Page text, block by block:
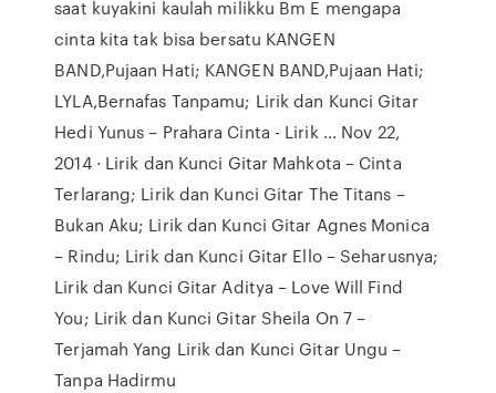
saat kuyakini kaulah milikku Bm E mengapa
cinta kita tak bisa bersatu KANGEN
BAND,Pujaan Hati; KANGEN BAND,Pujaan Hati;
LYLA,Bernafas Tanpamu; Lirik dan Kunci Gitar
Hedi Yunus – Prahara Cinta - Lirik ... Nov 22,
2014 · Lirik dan Kunci Gitar Mahkota – Cinta
Terlarang; Lirik dan Kunci Gitar The Titans –
Bukan Aku; Lirik dan Kunci Gitar Agnes Monica
– Rindu; Lirik dan Kunci Gitar Ello – Seharusnya;
Lirik dan Kunci Gitar Aditya – Love Will Find
You; Lirik dan Kunci Gitar Sheila On 7 –
Terjamah Yang Lirik dan Kunci Gitar Ungu –
Tanpa Hadirmu